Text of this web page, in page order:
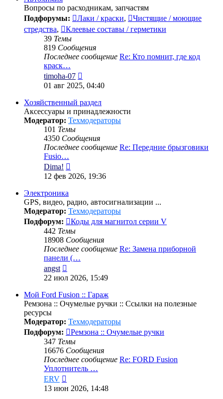
Вопросы по расходникам, запчастям
Подфорумы:
Лаки / краски,
Чистящие / моющие
стредства,
Клеевые составы / герметики
39 Темы
819 Сообщения
Последнее сообщение Re: Кто помнит, где код
краск…
timoha-07
сообщению
01 авг 2025, 04:40
Хозяйственный раздел
Аксессуары и принадлежности
Модератор: Техмодераторы
101 Темы
4350 Сообщения
Последнее сообщение Re: Передние брызговики
Fusio…
Dima!
к
12 фев 2026, 19:36
Электроника
GPS, видео, радио, автосигнализации ...
Модератор: Техмодераторы
Подфорум:
Коды для магнитол серии V
442 Темы
18908 Сообщения
Последнее сообщение Re: Замена приборной
панели (…
angst
к
сообщению
22 июл 2026, 15:49
Мой Ford Fusion :: Гараж
Ремзона :: Очумелые ручки :: Ссылки на полезные
ресурсы
Модератор: Техмодераторы
Подфорум:
Ремзона :: Очумелые ручки
347 Темы
16676 Сообщения
Последнее сообщение Re: FORD Fusion
Уплотнитель …
ERV
к
13 июн 2026, 14:48